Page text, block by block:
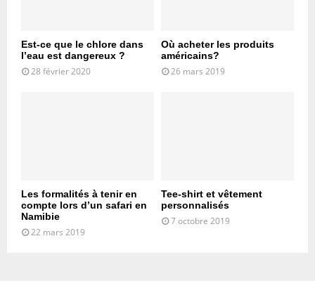
Est-ce que le chlore dans
l’eau est dangereux ?
28 février 2020
Où acheter les produits
américains?
26 mars 2019
Les formalités à tenir en
compte lors d’un safari en
Namibie
22 mars 2019
Tee-shirt et vêtement
personnalisés
7 octobre 2019